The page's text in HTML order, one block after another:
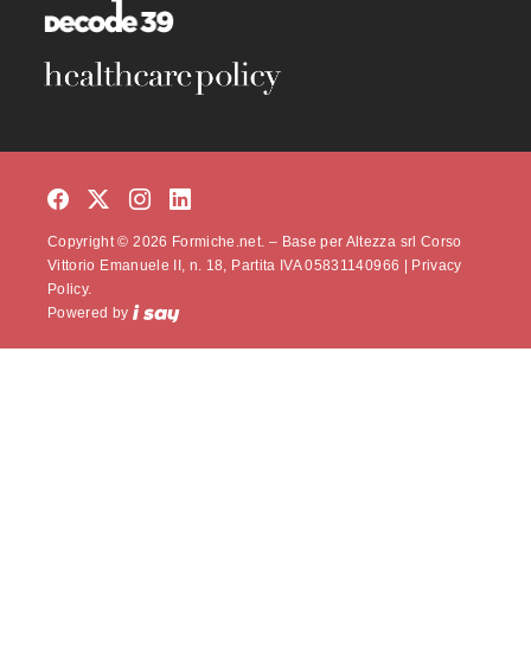
Copyright © 2026 Formiche.net. – Base per Altezza srl Corso
Vittorio Emanuele II, n. 18, Partita IVA 05831140966 |
Privacy
Policy.
Powered by